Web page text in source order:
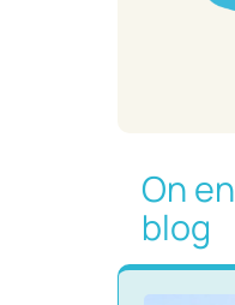
On
blog